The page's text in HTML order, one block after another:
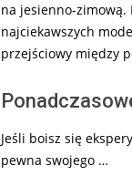
na jesienno-zimową.
najciekawszych
przejściowy między
Jeśli boisz się
pewna swojego …